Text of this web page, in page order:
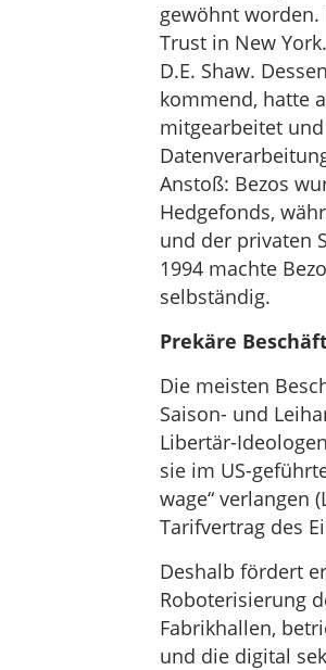
gewöhnt
Trust in New
D.E. Shaw.
kommend, hatte
mitgearbeitet
Anstoß: Bezos
Hedgefonds,
und der privaten
1994 machte
selbständig.
Prekäre
Die meisten
Saison- und
Libertär-
sie im US-
wage“ verlangen
Tarifvertrag des
Deshalb fördert
Roboterisierung
Fabrikhallen,
und die digital